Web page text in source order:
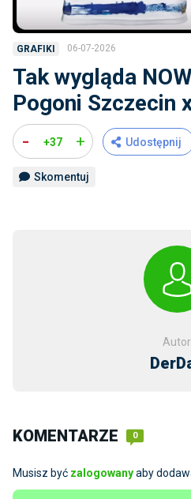
GRAFIKI 06-07-2026
Tak wygląda
Pogoni Szczecin
- +37 + Udostępnij
Skomentuj
Autor
KOMENTARZE 0
Musisz być zalogowanyaby